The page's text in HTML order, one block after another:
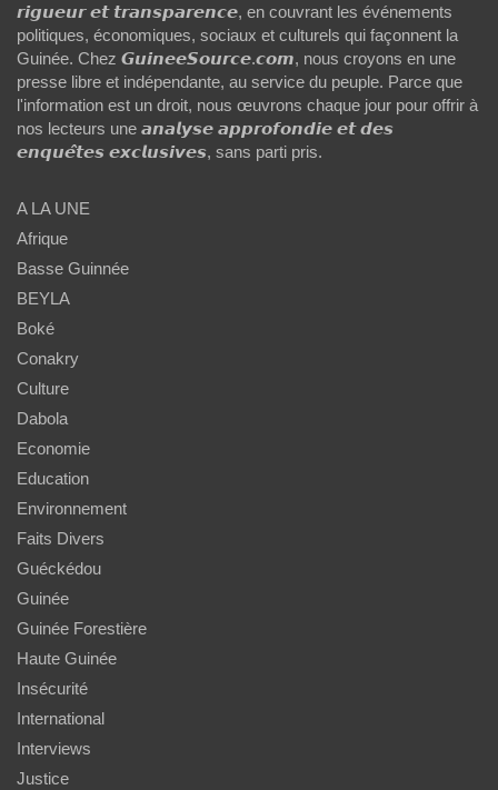
𝙧𝙞𝙜𝙪𝙚𝙪𝙧 𝙚𝙩 𝙩𝙧𝙖𝙣𝙨𝙥𝙖𝙧𝙚𝙣𝙘𝙚, en couvrant les événements
politiques, économiques, sociaux et culturels qui façonnent la
Guinée. Chez 𝙂𝙪𝙞𝙣𝙚𝙚𝙎𝙤𝙪𝙧𝙘𝙚.𝙘𝙤𝙢, nous croyons en une
presse libre et indépendante, au service du peuple. Parce que
l'information est un droit, nous œuvrons chaque jour pour offrir à
nos lecteurs une 𝙖𝙣𝙖𝙡𝙮𝙨𝙚 𝙖𝙥𝙥𝙧𝙤𝙛𝙤𝙣𝙙𝙞𝙚 𝙚𝙩 𝙙𝙚𝙨
𝙚𝙣𝙦𝙪𝙚̂𝙩𝙚𝙨 𝙚𝙭𝙘𝙡𝙪𝙨𝙞𝙫𝙚𝙨, sans parti pris.
A LA UNE
Afrique
Basse Guinnée
BEYLA
Boké
Conakry
Culture
Dabola
Economie
Education
Environnement
Faits Divers
Guéckédou
Guinée
Guinée Forestière
Haute Guinée
Insécurité
International
Interviews
Justice